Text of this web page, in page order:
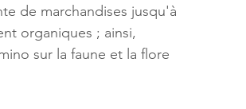
de marchandises jusqu'à
organiques ; ainsi,
sur la faune et la flore